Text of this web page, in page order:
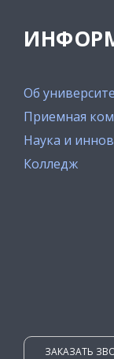
Об
Приемная
Наука и
Колледж
ЗАКАЗАТЬ